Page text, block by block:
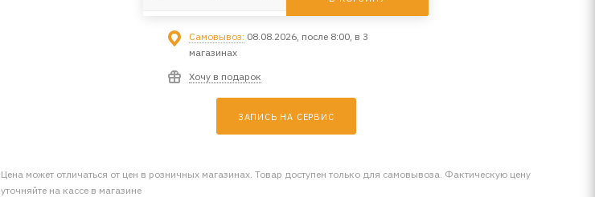
Самовывоз: 08.08.2026, после 8:00, в 3
магазинах
Хочу в подарок
ЗАПИСЬ НА СЕРВИС
Цена может отличаться от цен в розничных магазинах. Товар доступен только для самовывоза. Фактическую цену
уточняйте на кассе в магазине